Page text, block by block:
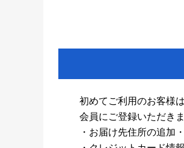
初めてご利用のお客様
会員にご登録いただき
・お届け先住所の追加